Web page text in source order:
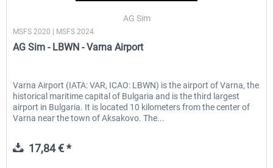
AG Sim
MSFS 2020 | MSFS 2024
AG Sim - LBWN - Varna Airport
Varna Airport (IATA: VAR, ICAO: LBWN) is the airport of Varna, the
historical maritime capital of Bulgaria and is the third largest
airport in Bulgaria. It is located 10 kilometers from the center of
Varna near the town of Aksakovo. The...
17,84 € *